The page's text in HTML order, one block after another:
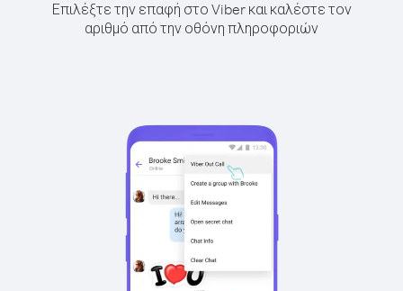
Επιλέξτε την επαφή στο Viber και καλέστε τον
αριθμό από την οθόνη πληροφοριών